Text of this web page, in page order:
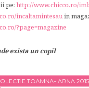
pe: http://www.chicco.ro/
incaltamintesauin
?page=magazine
exista un copil
TOAMNA-IARNA